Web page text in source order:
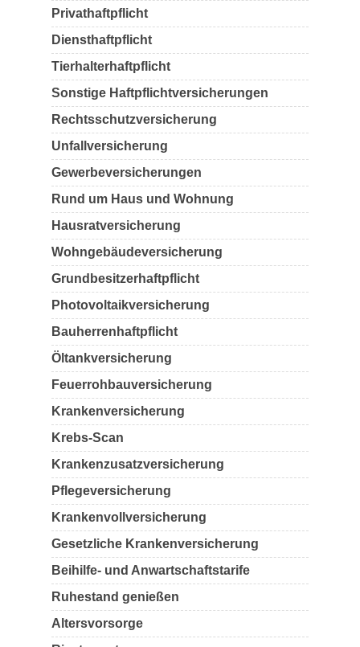
Privathaftpflicht
Diensthaftpflicht
Tierhalterhaftpflicht
Sonstige Haftpflichtversicherungen
Rechtsschutzversicherung
Unfallversicherung
Gewerbeversicherungen
Rund um Haus und Wohnung
Hausratversicherung
Wohngebäudeversicherung
Grundbesitzerhaftpflicht
Photovoltaikversicherung
Bauherrenhaftpflicht
Öltankversicherung
Feuerrohbauversicherung
Krankenversicherung
Krebs-Scan
Krankenzusatzversicherung
Pflegeversicherung
Krankenvollversicherung
Gesetzliche Krankenversicherung
Beihilfe- und Anwartschaftstarife
Ruhestand genießen
Altersvorsorge